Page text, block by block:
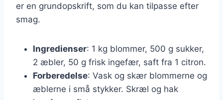
er en grundopskrift, som du kan tilpasse efter
smag.
Ingredienser: 1 kg blommer, 500 g sukker,
2 æbler, 50 g frisk ingefær, saft fra 1 citron.
Forberedelse: Vask og skær blommerne og
æblerne i små stykker. Skræl og hak